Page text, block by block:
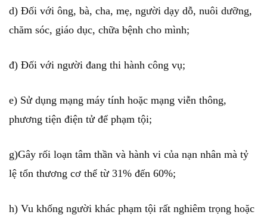
d) Đối với ông, bà, cha, mẹ, người dạy dỗ, nuôi dưỡng,
chăm sóc, giáo dục, chữa bệnh cho mình;
đ) Đối với người đang thi hành công vụ;
e) Sử dụng mạng máy tính hoặc mạng viễn thông,
phương tiện điện tử để phạm tội;
g)Gây rối loạn tâm thần và hành vi của nạn nhân mà tỷ
lệ tổn thương cơ thể từ 31% đến 60%;
h) Vu khống người khác phạm tội rất nghiêm trọng hoặc